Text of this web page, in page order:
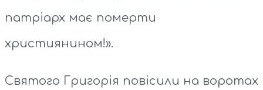
патріарх має померти
християнином!».
Святого Григорія повісили на воротах